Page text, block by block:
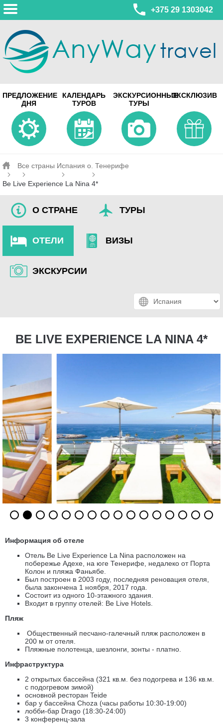
+375 29 1303042
ул. Леонида Беды, 45-547
смотреть на карте
МИНСК
Турагентство Coral Travel
ул. Притыцкого 156/1 пом.37
ул. Скрыганова 4б пом.487
ПРЕДЛОЖЕНИЕ
ДНЯ
КАЛЕНДАРЬ
ТУРОВ
ЭКСКУРСИОННЫЕ
ТУРЫ
ЭКСКЛЮЗИВ
Все страны Испания о. Тенерифе
Be Live Experience La Nina 4*
О СТРАНЕ ТУРЫ
ОТЕЛИ ВИЗЫ
ЭКСКУРСИИ
BE LIVE EXPERIENCE LA NINA 4*
Информация об отеле
Отель Be Live Experience La Nina расположен на
побережье Адехе, на юге Тенерифе, недалеко от Порта
Колон и пляжа Фаньябе.
Был построен в 2003 году, последняя реновация отеля,
была закончена 1 ноября, 2017 года.
Состоит из одного 10-этажного здания.
Входит в группу отелей: Be Live Hotels.
Пляж
Общественный песчано-галечный пляж расположен в
200 м от отеля.
Пляжные полотенца, шезлонги, зонты - платно.
Инфраструктура
2 открытых бассейна (321 кв.м. без подогрева и 136 кв.м.
с подогревом зимой)
основной ресторан Teide
бар у бассейна Choza (часы работы 10:30-19:00)
лобби-бар Drago (18:30-24:00)
3 конференц-зала